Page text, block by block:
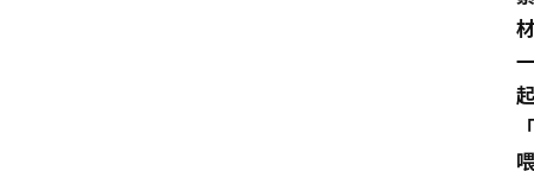
材
一
起
「
喂